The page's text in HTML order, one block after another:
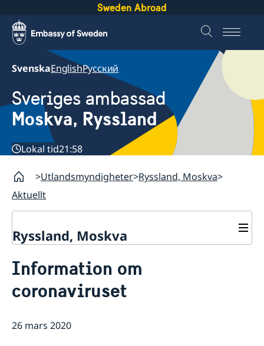
Sweden Abroad
SvenskaEnglishРусский
Sveriges ambassad
Moskva, Ryssland
Lokal tid21:58
Utlandsmyndigheter Ryssland, Moskva
Aktuellt
Ryssland, Moskva
Kontakt
Så stöttar vi svenska företag
Business Sweden i Ryssland
Information till svenskar i Ryssland
Information om
coronaviruset
26 mars 2020